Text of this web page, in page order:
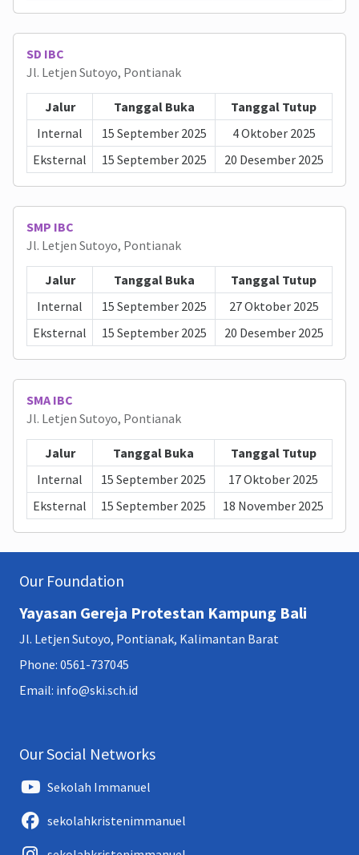
SD IBC
Jl. Letjen Sutoyo, Pontianak
Jalur Tanggal Buka
Tanggal Tutup
Internal
15 September 2025
4 Oktober 2025
Eksternal
15 September 2025 20 Desember 2025
SMP IBC
Jl. Letjen Sutoyo, Pontianak
Jalur Tanggal Buka
Tanggal Tutup
Internal
15 September 2025
27 Oktober 2025
Eksternal
15 September 2025 20 Desember 2025
SMA IBC
Jl. Letjen Sutoyo, Pontianak
Jalur Tanggal Buka
Tanggal Tutup
Internal
15 September 2025
17 Oktober 2025
Eksternal
15 September 2025 18 November 2025
Our Foundation
Yayasan Gereja Protestan Kampung Bali
Jl. Letjen Sutoyo, Pontianak, Kalimantan Barat
Phone: 0561-737045
Email: info@ski.sch.id
Our Social Networks
Sekolah Immanuel
sekolahkristenimmanuel